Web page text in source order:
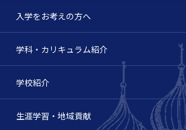
入学をお考えの方へ
学科・カリキュラム紹介
学校紹介
生涯学習・地域貢献